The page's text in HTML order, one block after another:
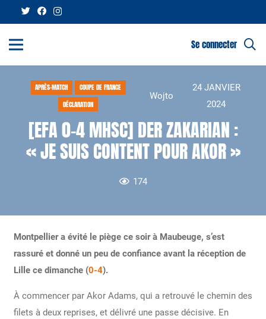
Se connecter
APRÈS-MATCH
COUPE DE FRANCE
DÉCLARATION
Wojto
24 JANVIER
2024
[EFA 0-4 MHSC] DER ZAKARIAN :
« JE SUIS CONTENT POUR AKOR »
174
Montpellier a évité le piège ce soir à Maubeuge, s’est
rassuré et donné un peu de confiance avant la réception de
Lille ce dimanche (0-4).
À commencer par Akor Adams, qui a retrouvé le chemin des
filets à deux reprises, et délivré une passe décisive. En